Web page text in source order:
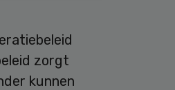
zorgt
kunnen